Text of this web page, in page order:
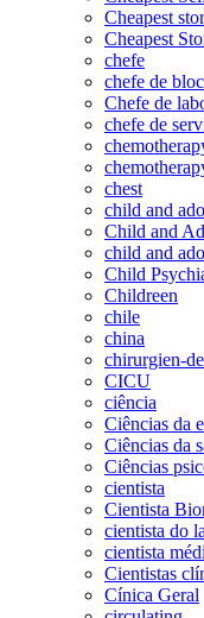
Cheapest
Cheapest
chefe
chefe de
Chefe de
chefe de
chest
child and
Child and
child and
Child
Childreen
chile
china
chirurgien-
CICU
ciência
Ciências da
Ciências da
Ciências
cientista
Cientista
cientista do
cientista
Cientistas
Cínica Geral